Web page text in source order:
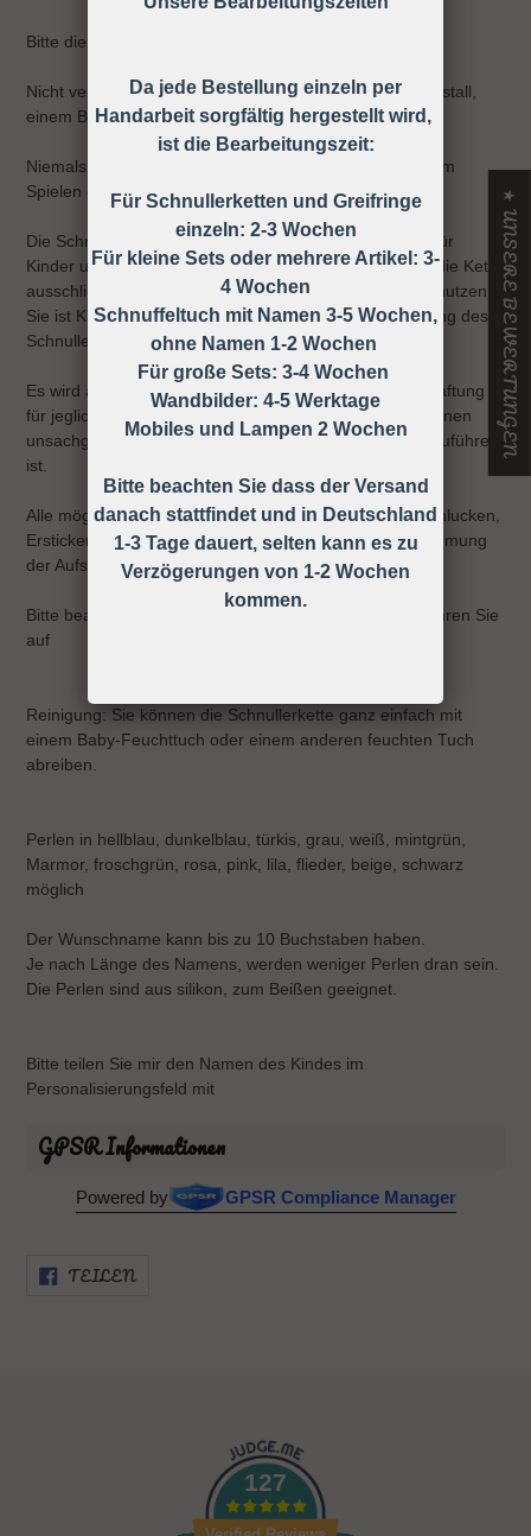
Bitte die Schnullerkette nur an der Kleidung befestigen!
Nicht verwenden, wenn der Säugling sich in einem Laufstall,
einem Bett oder einer Wiege befindet
Niemals die Schnullerkette dem Kind ohne Schnuller zum
Spielen geben.
Die Schnullerkette darf nicht unbefestigt als Spielzeug für
Kinder unter 36 Monaten verwendet werden, daher ist die Kette
ausschließlich unter Aufsicht eines Erwachsenen zu benutzen!
Sie ist KEIN Spielzeug, sondern dient nur zur Befestigung des
Schnullers an der Kleidung.
Es wird ausdrücklich darauf hingewiesen, dass keine Haftung
für jegliche Art von Risiken übernommen wird, die auf einen
unsachgemäßen Gebrauch der Schnullerkette zurück zuführen
ist.
Alle möglichen Unfälle und Verletzungen wie z.B. Verschlucken,
Ersticken, Strangulieren ect. können durch die Wahrnehmung
der Aufsichtspflicht vermieden werden!
Bitte beachten Sie die Gebrauchsanweisung und bewahren Sie
auf
Reinigung: Sie können die Schnullerkette ganz einfach mit
einem Baby-Feuchttuch oder einem anderen feuchten Tuch
abreiben.
Perlen in hellblau, dunkelblau, türkis, grau, weiß, mintgrün,
Marmor, froschgrün, rosa, pink, lila, flieder, beige, schwarz
möglich
Der Wunschname kann bis zu 10 Buchstaben haben.
Je nach Länge des Namens, werden weniger Perlen dran sein.
Die Perlen sind aus silikon, zum Beißen geeignet.
Bitte teilen Sie mir den Namen des Kindes im
Personalisierungsfeld mit
GPSR Informationen
Powered by GPSR Compliance Manager
TEILENFACEBOOK
127
★ UNSERE BEWERTUNGEN
Da jede Bestellung einzeln per
Handarbeit sorgfältig hergestellt wird,
ist die Bearbeitungszeit:
Für Schnullerketten und Greifringe
einzeln: 2-3 Wochen
Für kleine Sets oder mehrere Artikel: 3-
4 Wochen
Schnuffeltuch mit Namen 3-5 Wochen,
ohne Namen 1-2 Wochen
Für große Sets: 3-4 Wochen
Wandbilder: 4-5 Werktage
Mobiles und Lampen 2 Wochen
Bitte beachten Sie dass der Versand
danach stattfindet und in Deutschland
1-3 Tage dauert, selten kann es zu
Verzögerungen von 1-2 Wochen
kommen.